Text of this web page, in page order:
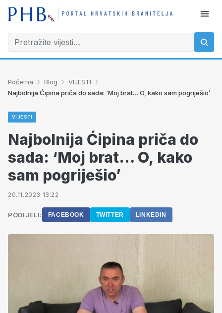
Početna › Blog › VIJESTI ›
Najbolnija Ćipina priča do sada: ‘Moj brat… O, kako sam pogriješio’
VIJESTI
Najbolnija Ćipina priča do
sada: ‘Moj brat… O, kako
sam pogriješio’
20.11.2023 13:22
PODIJELI: FACEBOOK TWITTER LINKEDIN